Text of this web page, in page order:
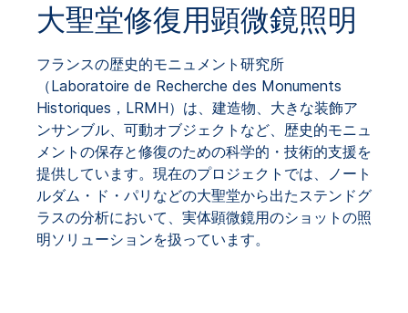
大聖堂修復用顕微鏡照明
フランスの歴史的モニュメント研究所
（Laboratoire de Recherche des Monuments
Historiques，LRMH）は、建造物、大きな装飾ア
ンサンブル、可動オブジェクトなど、歴史的モニュ
メントの保存と修復のための科学的・技術的支援を
提供しています。現在のプロジェクトでは、ノート
ルダム・ド・パリなどの大聖堂から出たステンドグ
ラスの分析において、実体顕微鏡用のショットの照
明ソリューションを扱っています。